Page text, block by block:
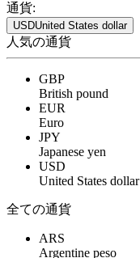
通貨:
USDUnited States dollar
人気の通貨
GBP
British pound
EUR
Euro
JPY
Japanese yen
USD
United States dollar
全ての通貨
ARS
Argentine peso